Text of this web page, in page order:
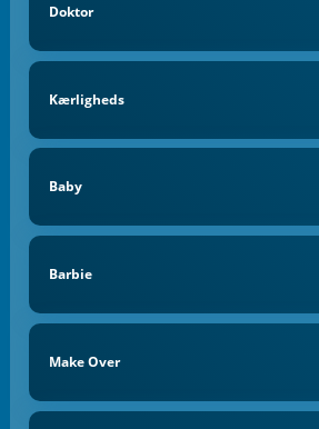
Doktor
Kærligheds
Baby
Barbie
Make Over